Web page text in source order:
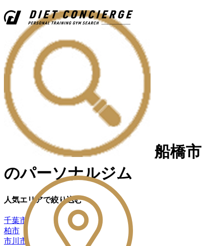
船橋市
のパーソナルジム
人気エリアで絞り込む
千葉市
柏市
市川市